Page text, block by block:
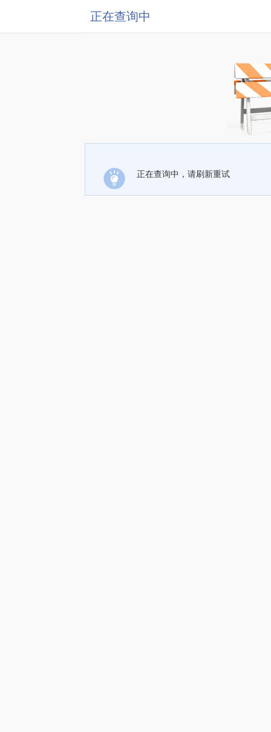
正在查询中
正在查询中，请刷新重试